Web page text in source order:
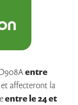
entre
et affecteront la
entre le 24 et